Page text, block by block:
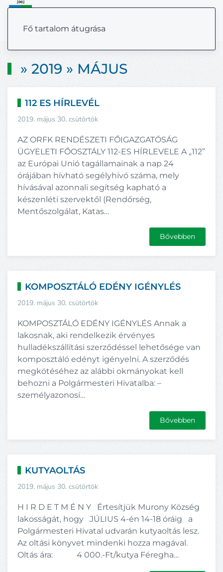
Fő tartalom átugrása
» 2019 » MÁJUS
112 ES HÍRLEVÉL
2019. május 30. csütörtök
AZ ORFK RENDÉSZETI FŐIGAZGATÓSÁG
ÜGYELETI FŐOSZTÁLY 112-ES HÍRLEVELE A „112”
az Európai Unió tagállamainak a nap 24
órájában hívható segélyhívó száma, mely
hívásával azonnali segítség kapható a
készenléti szervektől (Rendőrség,
Mentőszolgálat, Katas…
Bővebben
KOMPOSZTÁLÓ EDÉNY IGÉNYLÉS
2019. május 30. csütörtök
KOMPOSZTÁLÓ EDÉNY IGÉNYLÉS Annak a
lakosnak, aki rendelkezik érvényes
hulladékszállítási szerződéssel lehetősége van
komposztáló edényt igényelni. A szerződés
megkötéséhez az alábbi okmányokat kell
behozni a Polgármesteri Hivatalba: –
személyazonosí…
Bővebben
KUTYAOLTÁS
2019. május 30. csütörtök
H I R D E T M É N Y Értesítjük Murony Község
lakosságát, hogy JÚLIUS 4-én 14-18 óráig a
Polgármesteri Hivatal udvarán kutyaoltás lesz.
Az oltási könyvet mindenki hozza magával.
Oltás ára: 4 000.-Ft/kutya Féregha…